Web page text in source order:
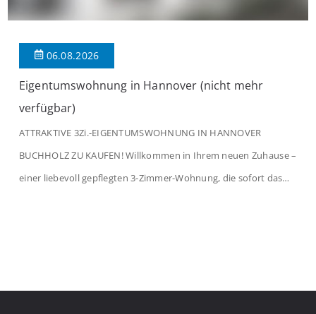
06.08.2026
Eigentumswohnung in Hannover (nicht mehr
verfügbar)
ATTRAKTIVE 3Zi.-EIGENTUMSWOHNUNG IN HANNOVER
BUCHHOLZ ZU KAUFEN! Willkommen in Ihrem neuen Zuhause –
einer liebevoll gepflegten 3-Zimmer-Wohnung, die sofort das